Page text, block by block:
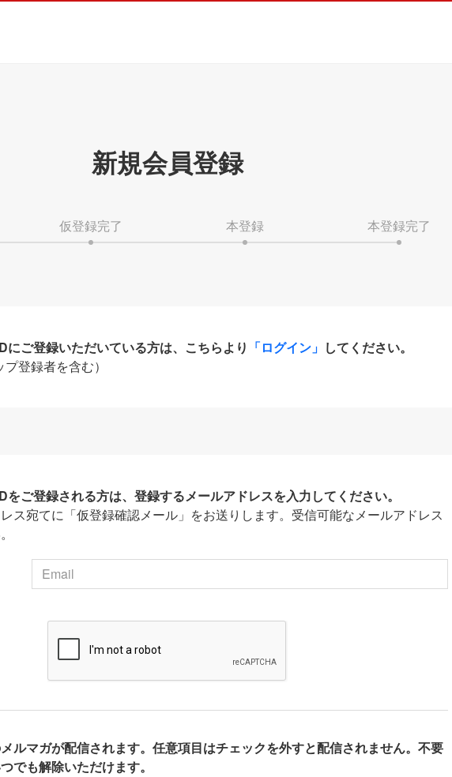
新規会員登録
仮登録完了 本登録 本登録完了
ご登録いただいている方は、こちらより 「ログイン」 してください。
登録者を含む）
ご登録される方は、登録するメールアドレスを入力してください。
ス宛てに「仮登録確認メール」をお送りします。受信可能なメールアドレス
ルマガが配信されます。任意項目はチェックを外すと配信されません。不要
でも解除いただけます。